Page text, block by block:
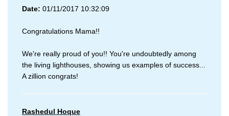
Date: 01/11/2017 10:32:09
Congratulations Mama!!
We're really proud of you!! You're undoubtedly among
the living lighthouses, showing us examples of success...
A zillion congrats!
Rashedul Hoque